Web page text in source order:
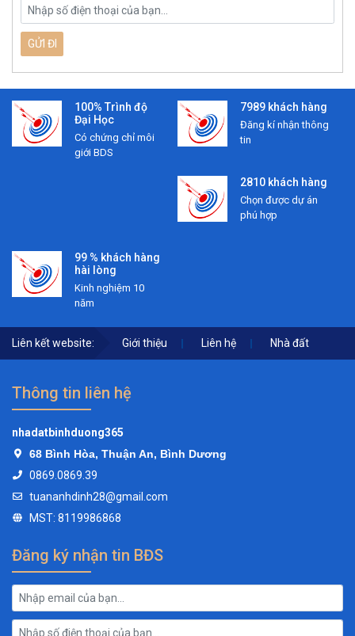
100% Trình độ
Đại Học
Có chứng chỉ môi
giới BDS
7989 khách hàng
Đăng kí nhận thông
tin
2810 khách hàng
Chọn được dự án
phú hợp
99 % khách hàng
hài lòng
Kinh nghiệm 10
năm
Liên kết website: Giới thiệu Liên hệ Nhà đất
Thông tin liên hệ
nhadatbinhduong365
68 Bình Hòa, Thuận An, Bình Dương
0869.0869.39
tuananhdinh28@gmail.com
MST: 8119986868
Đăng ký nhận tin BĐS